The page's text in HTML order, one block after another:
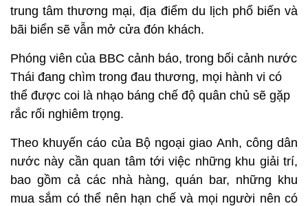
trung tâm thương mại, địa điểm du lịch phổ biến và
bãi biển sẽ vẫn mở cửa đón khách.
Phóng viên của BBC cảnh báo, trong bối cảnh nước
Thái đang chìm trong đau thương, mọi hành vi có
thể được coi là nhạo báng chế độ quân chủ sẽ gặp
rắc rối nghiêm trọng.
Theo khuyến cáo của Bộ ngoại giao Anh, công dân
nước này cần quan tâm tới việc những khu giải trí,
bao gồm cả các nhà hàng, quán bar, những khu
mua sắm có thể nên hạn chế và mọi người nên có